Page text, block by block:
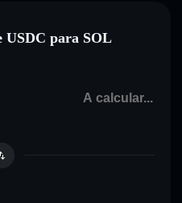
USDC para SOL